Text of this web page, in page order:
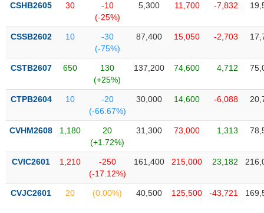
kỹ
Hồ
doanh
nghiệp
Tin
tức
kiện
CSHB2605 30
-10
(-25%)
5,300 11,700 -7,832
CSSB2602 10
-30
(-75%)
87,400 15,050 -2,703
CSTB2607 650
130
(+25%)
137,200 74,600 4,712
CTPB2604 10
-20
(-66.67%)
30,000 14,600 -6,088
CVHM2608 1,180
20
(+1.72%)
31,300 73,000 1,313
CVIC2601 1,210
-250
(-17.12%)
161,400 215,000 23,182
CVJC2601 20 (0.00%) 40,500 125,500 -43,721
NĂNG
NGUYÊN
LIỆU
CÔNG